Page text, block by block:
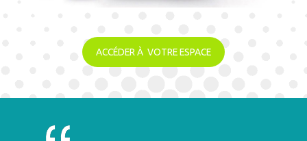
ACCÉDER À VOTRE ESPACE